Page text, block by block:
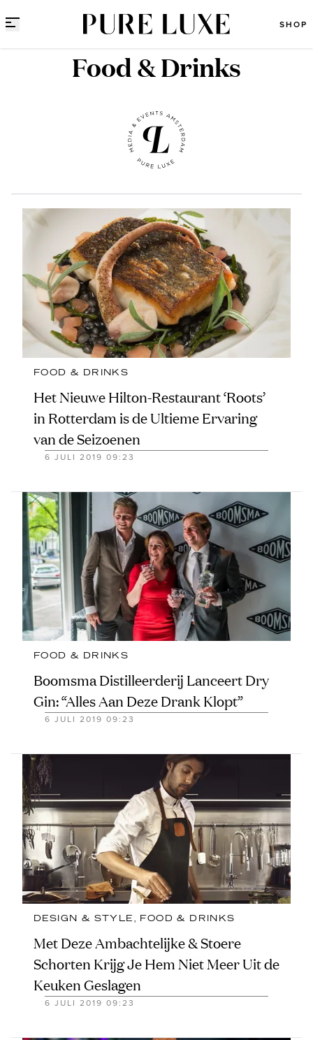
SHOP
Food & Drinks
FOOD & DRINKS
Het Nieuwe Hilton-Restaurant ‘Roots’
in Rotterdam is de Ultieme Ervaring
van de Seizoenen
6 JULI 2019 09:23
FOOD & DRINKS
Boomsma Distilleerderij Lanceert Dry
Gin: “Alles Aan Deze Drank Klopt”
6 JULI 2019 09:23
DESIGN & STYLE FOOD & DRINKS
Met Deze Ambachtelijke & Stoere
Schorten Krijg Je Hem Niet Meer Uit de
Keuken Geslagen
6 JULI 2019 09:23